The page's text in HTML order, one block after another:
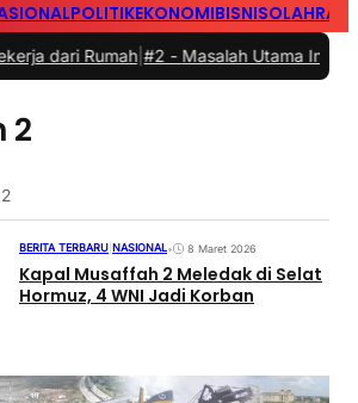
POLITIKEKONOMIBISNIS
Rumah |#2 -Masalah Utama Infrastruktur
2
BERITA TERBARU NASIONAL• 8 Maret 2026
Kapal Musaffah 2 Meledak di Selat
Hormuz, 4 WNI Jadi Korban